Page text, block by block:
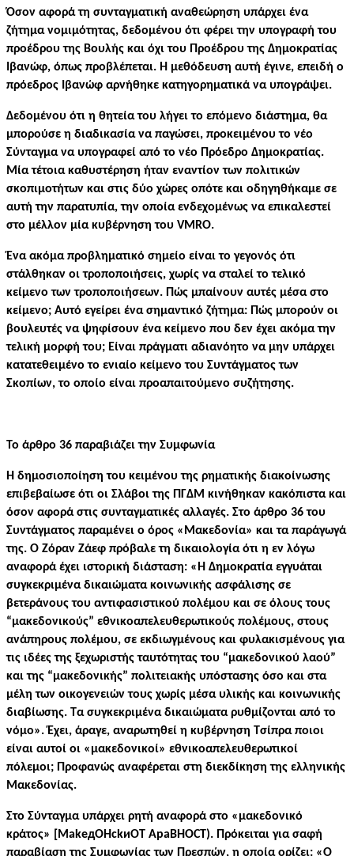
Όσον αφορά τη συνταγματική αναθεώρηση υπάρχει ένα
ζήτημα νομιμότητας, δεδομένου ότι φέρει την υπογραφή του
προέδρου της Βουλής και όχι του Προέδρου της Δημοκρατίας
Ιβανώφ, όπως προβλέπεται. Η μεθόδευση αυτή έγινε, επειδή ο
πρόεδρος Ιβανώφ αρνήθηκε κατηγορηματικά να υπογράψει.
Δεδομένου ότι η θητεία του λήγει το επόμενο διάστημα, θα
μπορούσε η διαδικασία να παγώσει, προκειμένου το νέο
Σύνταγμα να υπογραφεί από το νέο Πρόεδρο Δημοκρατίας.
Μία τέτοια καθυστέρηση ήταν εναντίον των πολιτικών
σκοπιμοτήτων και στις δύο χώρες οπότε και οδηγηθήκαμε σε
αυτή την παρατυπία, την οποία ενδεχομένως να επικαλεστεί
στο μέλλον μία κυβέρνηση του VMRO.
Ένα ακόμα προβληματικό σημείο είναι το γεγονός ότι
στάλθηκαν οι τροποποιήσεις, χωρίς να σταλεί το τελικό
κείμενο των τροποποιήσεων. Πώς μπαίνουν αυτές μέσα στο
κείμενο; Αυτό εγείρει ένα σημαντικό ζήτημα: Πώς μπορούν οι
βουλευτές να ψηφίσουν ένα κείμενο που δεν έχει ακόμα την
τελική μορφή του; Είναι πράγματι αδιανόητο να μην υπάρχει
κατατεθειμένο το ενιαίο κείμενο του Συντάγματος των
Σκοπίων, το οποίο είναι προαπαιτούμενο συζήτησης.
Το άρθρο 36 παραβιάζει την Συμφωνία
Η δημοσιοποίηση του κειμένου της ρηματικής διακοίνωσης
επιβεβαίωσε ότι οι Σλάβοι της ΠΓΔΜ κινήθηκαν κακόπιστα και
όσον αφορά στις συνταγματικές αλλαγές. Στο άρθρο 36 του
Συντάγματος παραμένει ο όρος «Μακεδονία» και τα παράγωγά
της. Ο Ζόραν Ζάεφ πρόβαλε τη δικαιολογία ότι η εν λόγω
αναφορά έχει ιστορική διάσταση: «Η Δημοκρατία εγγυάται
συγκεκριμένα δικαιώματα κοινωνικής ασφάλισης σε
βετεράνους του αντιφασιστικού πολέμου και σε όλους τους
“μακεδονικούς” εθνικοαπελευθερωτικούς πολέμους, στους
ανάπηρους πολέμου, σε εκδιωγμένους και φυλακισμένους για
τις ιδέες της ξεχωριστής ταυτότητας του “μακεδονικού λαού”
και της “μακεδονικής” πολιτειακής υπόστασης όσο και στα
μέλη των οικογενειών τους χωρίς μέσα υλικής και κοινωνικής
διαβίωσης. Τα συγκεκριμένα δικαιώματα ρυθμίζονται από το
νόμο». Έχει, άραγε, αναρωτηθεί η κυβέρνηση Τσίπρα ποιοι
είναι αυτοί οι «μακεδονικοί» εθνικοαπελευθερωτικοί
πόλεμοι; Προφανώς αναφέρεται στη διεκδίκηση της ελληνικής
Μακεδονίας.
Στο Σύνταγμα υπάρχει ρητή αναφορά στο «μακεδονικό
κράτος» [MakeдOHckиOT ApaBHOCT). Πρόκειται για σαφή
παραβίαση της Συμφωνίας των Πρεσπών, η οποία ορίζει: «Ο